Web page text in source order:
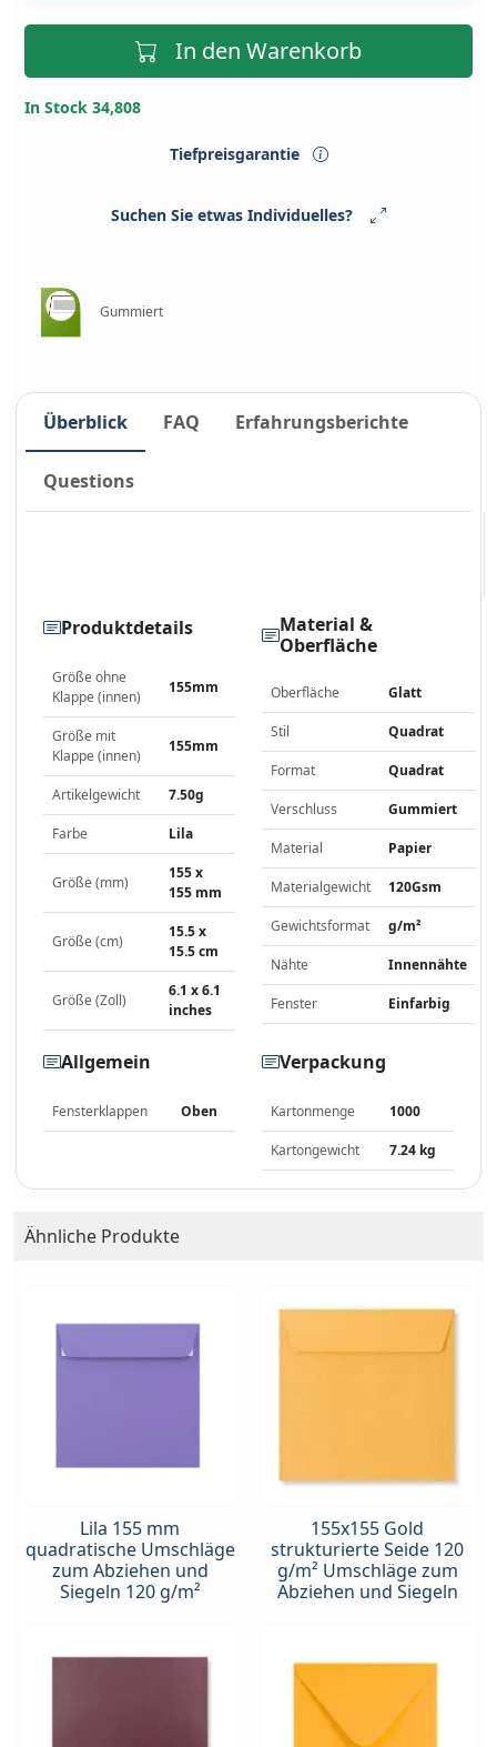
In den Warenkorb
In Stock 34,808
Tiefpreisgarantie
Suchen Sie etwas Individuelles?
Gummiert
Überblick FAQ Erfahrungsberichte
Questions
Produktdetails
Größe ohne
Klappe (innen)
155mm
Größe mit
Klappe (innen)
155mm
Artikelgewicht 7.50g
Farbe Lila
Größe (mm)
155 x
155 mm
Größe (cm)
15.5 x
15.5 cm
Größe (Zoll)
6.1 x 6.1
inches
Material &
Oberfläche
Oberfläche Glatt
Stil Quadrat
Format Quadrat
Verschluss Gummiert
Material Papier
Materialgewicht 120Gsm
Gewichtsformat g/m²
Nähte Innennähte
Fenster Einfarbig
Allgemein
Fensterklappen Oben
Verpackung
Kartonmenge 1000
Kartongewicht 7.24 kg
Ähnliche Produkte
Lila 155 mm
quadratische Umschläge
zum Abziehen und
Siegeln 120 g/m²
155x155 Gold
strukturierte Seide 120
g/m² Umschläge zum
Abziehen und Siegeln